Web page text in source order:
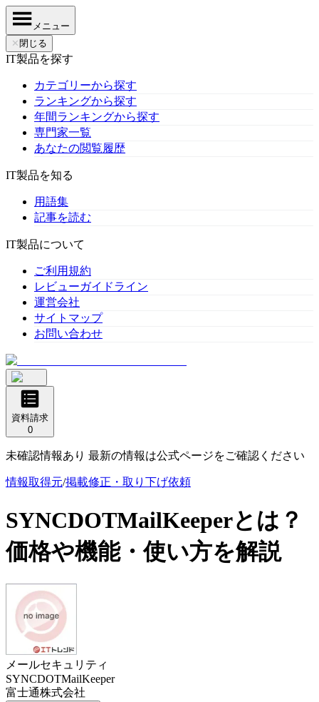
メニュー
✕ 閉じる
IT製品を探す
カテゴリーから探す
ランキングから探す
年間ランキングから探す
専門家一覧
あなたの閲覧履歴
IT製品を知る
用語集
記事を読む
IT製品について
ご利用規約
レビューガイドライン
運営会社
サイトマップ
お問い合わせ
資料請求
0
未確認情報あり 最新の情報は公式ページをご確認ください
情報取得元/掲載修正・取り下げ依頼
SYNCDOTMailKeeperとは？
価格や機能・使い方を解説
メールセキュリティ
SYNCDOTMailKeeper
富士通株式会社